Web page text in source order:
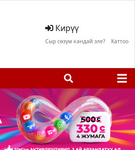
Кирүү
Сыр сөзүм кандай эле? Каттоо